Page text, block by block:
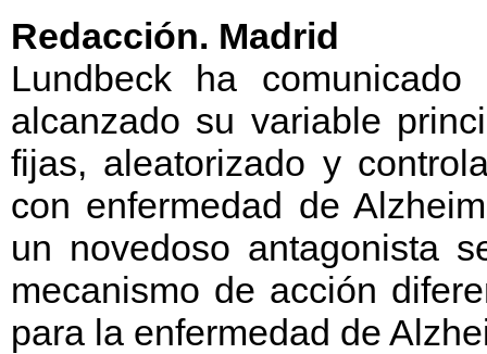
Redacción. Madrid
Lundbeck ha
alcanzado su variable
fijas, aleatorizado y
con enfermedad de
un novedoso antagonista
mecanismo de acción
para la enfermedad de